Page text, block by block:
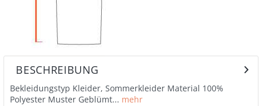
BESCHREIBUNG
Bekleidungstyp Kleider, Sommerkleider Material 100%
Polyester Muster Geblümt... mehr